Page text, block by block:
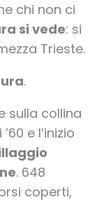
chi non ci
si vede: si
Trieste.
.
sulla collina
e l’inizio
. 648
coperti,